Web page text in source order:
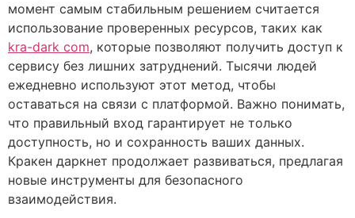
момент самым стабильным решением считается
использование проверенных ресурсов, таких как
kra-dark com, которые позволяют получить доступ к
сервису без лишних затруднений. Тысячи людей
ежедневно используют этот метод, чтобы
оставаться на связи с платформой. Важно понимать,
что правильный вход гарантирует не только
доступность, но и сохранность ваших данных.
Кракен даркнет продолжает развиваться, предлагая
новые инструменты для безопасного
взаимодействия.